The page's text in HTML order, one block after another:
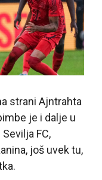
strani Ajntrahta
je i dalje u
FC,
još uvek tu,